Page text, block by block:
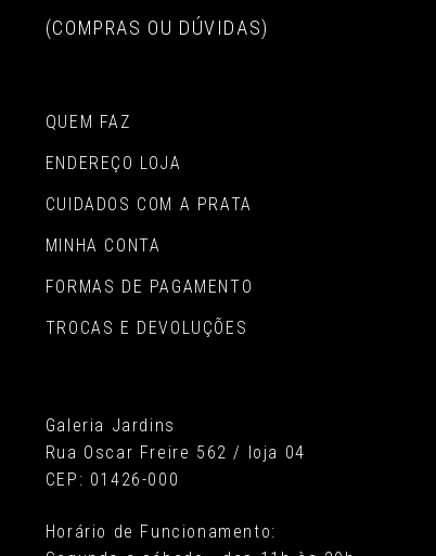
(COMPRAS OU DÚVIDAS)
QUEM FAZ
ENDEREÇO LOJA
CUIDADOS COM A PRATA
MINHA CONTA
FORMAS DE PAGAMENTO
TROCAS E DEVOLUÇÕES
Galeria Jardins
Rua Oscar Freire 562 / loja 04
CEP: 01426-000
Horário de Funcionamento: